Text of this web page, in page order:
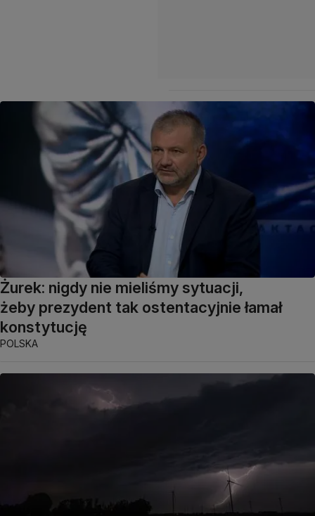
Żurek: nigdy nie mieliśmy sytuacji,
żeby prezydent tak ostentacyjnie łamał
konstytucję
POLSKA